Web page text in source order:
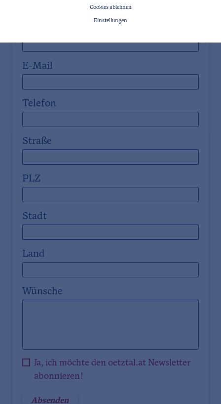
E-Mail
Telefon
Straße
PLZ
Stadt
Land
Wünsche
Ja, ich möchte den oetztal.at Newsletter
abonnieren!
Cookies ablehnen
Einstellungen